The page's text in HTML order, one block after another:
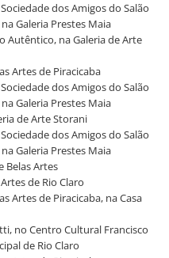
dos Amigos do Salão
Galeria Prestes Maia
Autêntico, na Galeria de Arte
Artes de Piracicaba
dos Amigos do Salão
Galeria Prestes Maia
de Arte Storani
dos Amigos do Salão
Galeria Prestes Maia
Belas Artes
de Rio Claro
Artes de Piracicaba, na Casa
no Centro Cultural Francisco
de Rio Claro